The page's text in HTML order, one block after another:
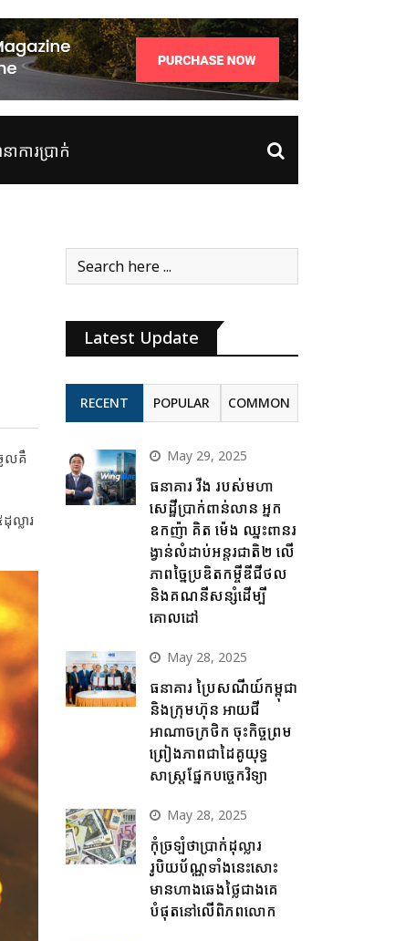
ការប្រាក់
លគឺ
លារ
Latest Update
RECENT POPULAR COMMON
May 29, 2025
ធនាគារ វីង របស់មហា
សេដ្ឋីប្រាក់ពាន់លាន អ្នក
ឧកញ៉ា គិត ម៉េង ឈ្នះពានរ
ង្វាន់លំដាប់អន្តរជាតិ២ លើ
ភាពច្នៃប្រឌិតកម្ចីឌីជីថល
និងគណនីសន្សំដើម្បី
គោលដៅ
May 28, 2025
ធនាគារ ប្រៃសណីយ៍កម្ពុជា
និងក្រុមហ៊ុន អាយជី
អាណាចក្រថិក ចុះកិច្ចព្រម
ព្រៀងភាពជាដៃគូយុទ្ធ
សាស្ត្រផ្នែកបច្ចេកវិទ្យា
May 28, 2025
កុំច្រឡំថាប្រាក់ដុល្លារ
រូបិយប័ណ្ណទាំងនេះសោះ
មានហាងឆេងថ្លៃជាងគេ
បំផុតនៅលើពិភពលោក